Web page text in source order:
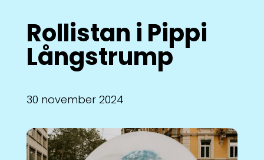
Rollistan i Pippi
Långstrump
30 november 2024